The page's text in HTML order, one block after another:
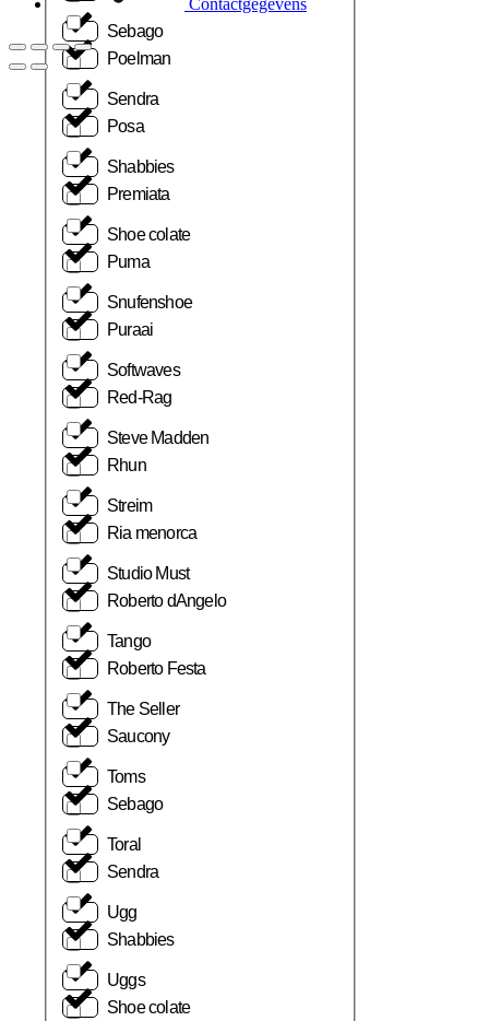
Sebago
Sendra
Shabbies
Shoe colate
Snufenshoe
Softwaves
Steve Madden
Streim
Studio Must
Tango
The Seller
Toms
Toral
Ugg
Uggs
Poelman
Posa
Premiata
Puma
Puraai
Red-Rag
Rhun
Ria menorca
Roberto dAngelo
Roberto Festa
Saucony
Sebago
Sendra
Shabbies
Shoe colate